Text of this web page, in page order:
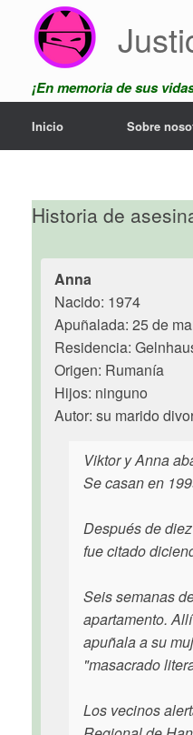
contenido
¡En memoria de sus
Inicio Sobre
Historia de
Anna
Nacido: 1974
Apuñalada: 25 de
Residencia:
Origen: Rumanía
Hijos: ninguno
Autor: su marido
Viktor y Anna
Se casan en
Después de
fue citado
Seis semanas
apartamento.
apuñala a su
"masacrado
Los vecinos